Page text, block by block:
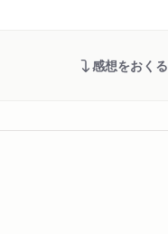
感想をおくる